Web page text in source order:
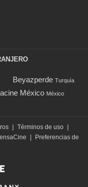
Beyazperde Turquía
México México
Términos de uso
Preferencias de